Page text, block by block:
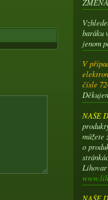
baráku
jenom
V
čísle
NAŠE
můžete
o
Lihovar
NAŠE